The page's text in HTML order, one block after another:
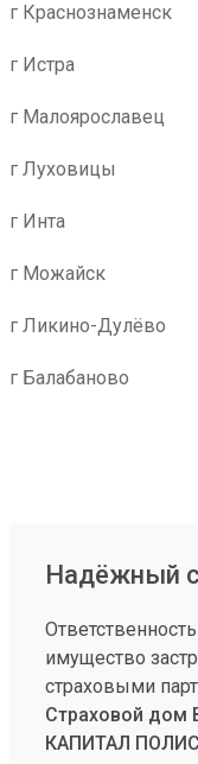
г Краснознаменск
г Истра
г Малоярославец
г Луховицы
г Инта
г Можайск
г Ликино-Дулёво
г Балабаново
Надёжный
имущество
страховыми
Страховой
КАПИТАЛ ПОЛИС